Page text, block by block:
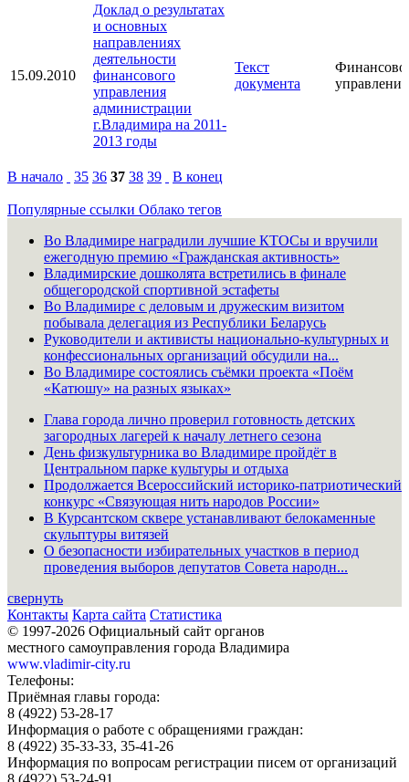
15.09.2010
Доклад о результатах
и основных
направлениях
деятельности
финансового
управления
администрации
г.Владимира на 2011-
2013 годы
Текст
документа
управление
В начало 35 36 37 38 39 В конец
Популярные ссылки Облако тегов
Во Владимире наградили лучшие КТОСы и вручили
ежегодную премию «Гражданская активность»
Владимирские дошколята встретились в финале
общегородской спортивной эстафеты
Во Владимире с деловым и дружеским визитом
побывала делегация из Республики Беларусь
Руководители и активисты национально-культурных и
конфессиональных организаций обсудили на...
Во Владимире состоялись съёмки проекта «Поём
«Катюшу» на разных языках»
Глава города лично проверил готовность детских
загородных лагерей к началу летнего сезона
День физкультурника во Владимире пройдёт в
Центральном парке культуры и отдыха
Продолжается Всероссийский историко-патриотический
конкурс «Связующая нить народов России»
В Курсантском сквере устанавливают белокаменные
скульптуры витязей
О безопасности избирательных участков в период
проведения выборов депутатов Совета народн...
свернуть
Контакты Карта сайта Статистика
© 1997-2026 Официальный сайт органов
местного самоуправления города Владимира
www.vladimir-city.ru
Телефоны:
Приёмная главы города:
8 (4922) 53-28-17
Информация о работе с обращениями граждан:
8 (4922) 35-33-33, 35-41-26
Информация по вопросам регистрации писем от организаций
8 (4922) 53-24-91